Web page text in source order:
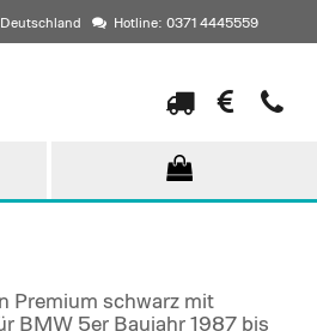
Hotline: 0371 4445559
Premium schwarz mit
BMW 5er Baujahr 1987 bis